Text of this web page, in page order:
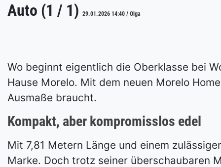
Auto (1 / 1) 29.01.2026 14:40 / Olga
Wo beginnt eigentlich die Oberklasse bei
Hause Morelo. Mit dem neuen Morelo
Ausmaße braucht.
Kompakt, aber kompromisslos edel
Mit 7,81 Metern Länge und einem
Marke. Doch trotz seiner überschaubaren